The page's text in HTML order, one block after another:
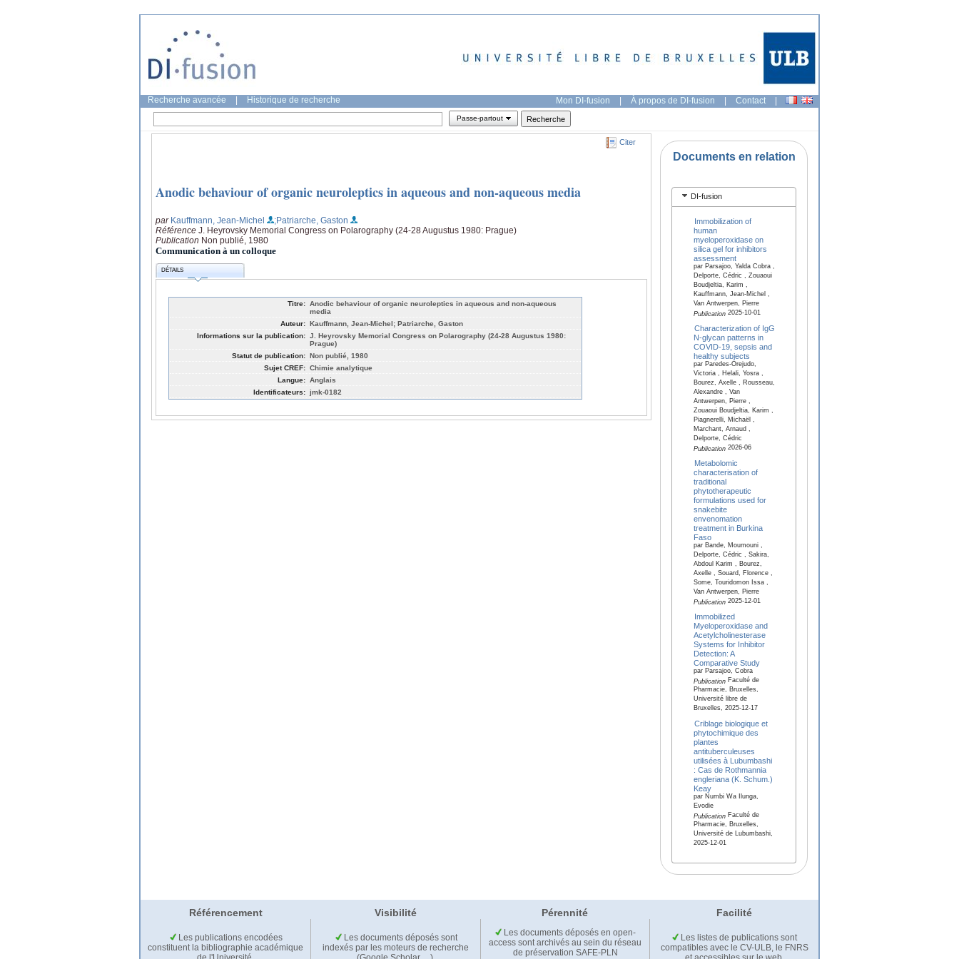
Recherche avancée Historique de recherche Mon DI-fusion | À propos de DI-fusion | Contact |
Passe-partout
Citer
Anodic behaviour of organic neuroleptics in aqueous and non-aqueous media
par Kauffmann, Jean-Michel
;Patriarche, Gaston
Référence J. Heyrovsky Memorial Congress on Polarography (24-28 Augustus 1980: Prague)
Publication Non publié, 1980
Communication à un colloque
DÉTAILS
Titre: Anodic behaviour of organic neuroleptics in aqueous and non-aqueous
media
Auteur: Kauffmann, Jean-Michel; Patriarche, Gaston
Informations sur la publication: J. Heyrovsky Memorial Congress on Polarography (24-28 Augustus 1980:
Prague)
Statut de publication: Non publié, 1980
Sujet CREF: Chimie analytique
Langue: Anglais
Identificateurs: jmk-0182
Documents en relation
DI-fusion
Immobilization of
human
myeloperoxidase on
silica gel for inhibitors
assessment
par Parsajoo, Yalda Cobra ,
Delporte, Cédric , Zouaoui
Boudjeltia, Karim ,
Kauffmann, Jean-Michel ,
Van Antwerpen, Pierre
Publication2025-10-01
Characterization of IgG
N-glycan patterns in
COVID-19, sepsis and
healthy subjects
par Paredes-Orejudo,
Victoria , Helali, Yosra ,
Bourez, Axelle , Rousseau,
Alexandre , Van
Antwerpen, Pierre ,
Zouaoui Boudjeltia, Karim ,
Piagnerelli, Michaël ,
Marchant, Arnaud ,
Delporte, Cédric
Publication2026-06
Metabolomic
characterisation of
traditional
phytotherapeutic
formulations used for
snakebite
envenomation
treatment in Burkina
Faso
par Bande, Moumouni ,
Delporte, Cédric , Sakira,
Abdoul Karim , Bourez,
Axelle , Souard, Florence ,
Some, Touridomon Issa ,
Van Antwerpen, Pierre
Publication2025-12-01
Immobilized
Myeloperoxidase and
Acetylcholinesterase
Systems for Inhibitor
Detection: A
Comparative Study
par Parsajoo, Cobra
PublicationFaculté de
Pharmacie, Bruxelles,
Université libre de
Bruxelles, 2025-12-17
Criblage biologique et
phytochimique des
plantes
antituberculeuses
utilisées à Lubumbashi
: Cas de Rothmannia
engleriana (K. Schum.)
Keay
par Numbi Wa Ilunga,
Evodie
PublicationFaculté de
Pharmacie, Bruxelles,
Université de Lubumbashi,
2025-12-01
Référencement Visibilité Pérennité Facilité
Les publications encodées
constituent la bibliographie académique
Les documents déposés sont
indexés par les moteurs de recherche
Les documents déposés en open-
access sont archivés au sein du réseau
de préservation SAFE-PLN
Les listes de publications sont
compatibles avec le CV-ULB, le FNRS